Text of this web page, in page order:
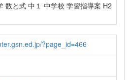
数と式 中１ 中学校 学習指導案 H2
?page_id=466